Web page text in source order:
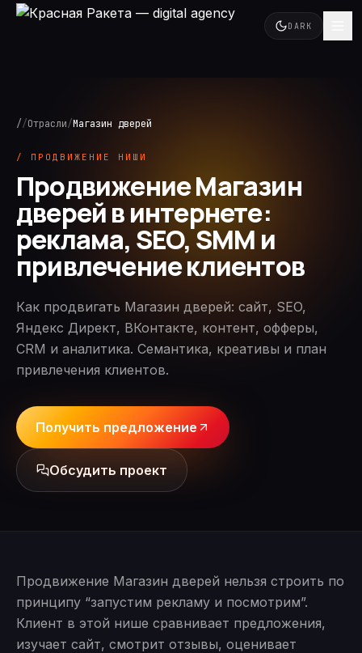
DARK
//Отрасли/Магазин дверей
/ ПРОДВИЖЕНИЕ НИШИ
Продвижение Магазин
дверей в интернете:
реклама, SEO, SMM и
привлечение клиентов
Как продвигать Магазин дверей: сайт, SEO,
Яндекс Директ, ВКонтакте, контент, офферы,
CRM и аналитика. Семантика, креативы и план
привлечения клиентов.
Получить предложение
Обсудить проект
Продвижение Магазин дверей нельзя строить по
принципу “запустим рекламу и посмотрим”.
Клиент в этой нише сравнивает предложения,
изучает сайт, смотрит отзывы, оценивает